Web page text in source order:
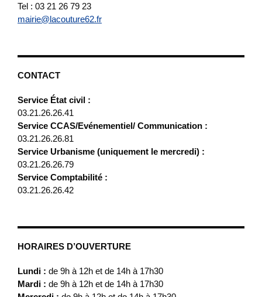
Tel : 03 21 26 79 23
mairie@lacouture62.fr
CONTACT
Service État civil :
03.21.26.26.41
Service CCAS/Evénementiel/ Communication :
03.21.26.26.81
Service Urbanisme (uniquement le mercredi) :
03.21.26.26.79
Service Comptabilité :
03.21.26.26.42
HORAIRES D’OUVERTURE
Lundi : de 9h à 12h et de 14h à 17h30
Mardi : de 9h à 12h et de 14h à 17h30